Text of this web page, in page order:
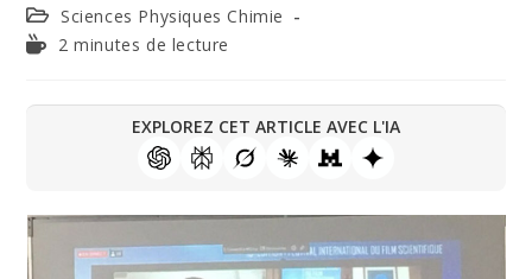
Sciences Physiques Chimie
2 minutes de lecture
EXPLOREZ CET ARTICLE AVEC L'IA